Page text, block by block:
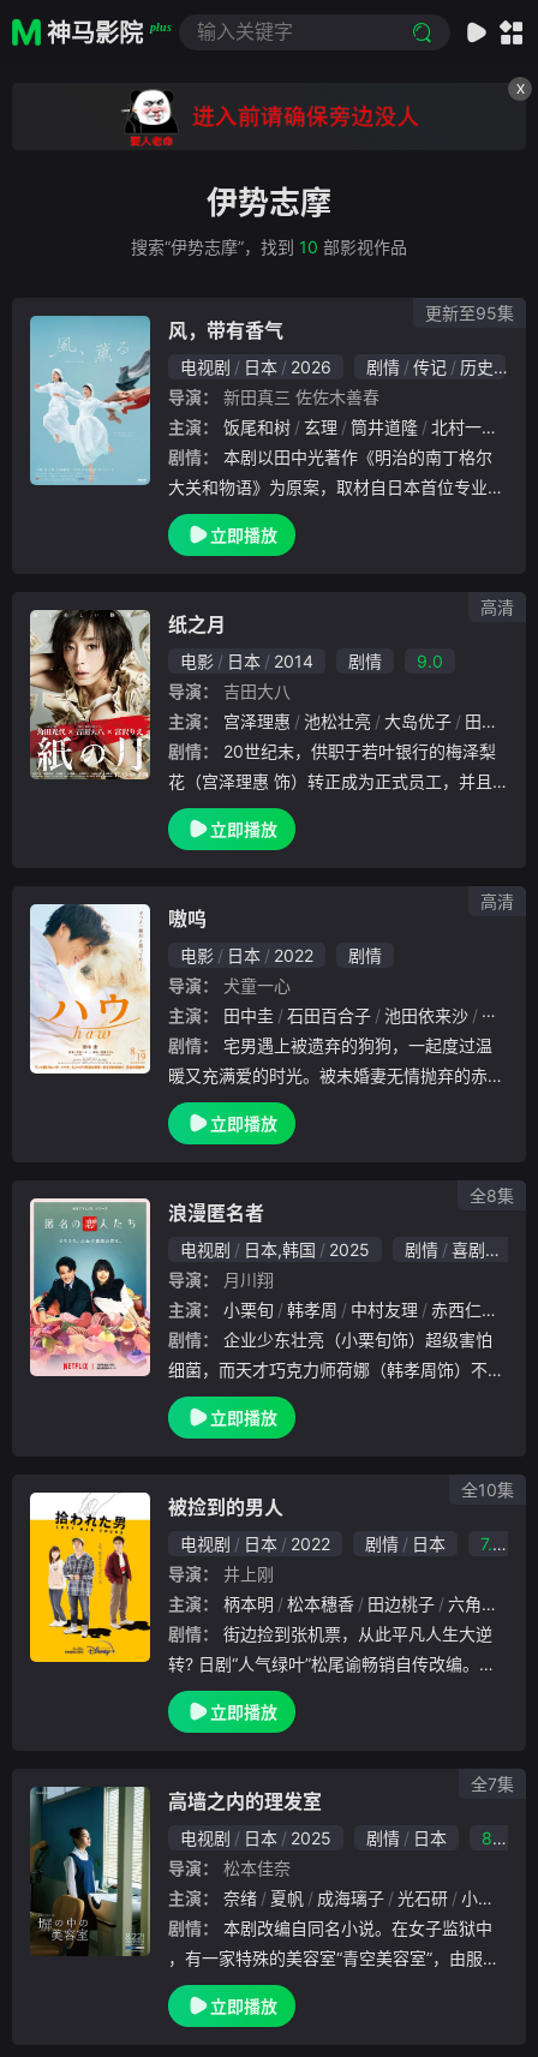
神马影院 plus
X
伊势志摩
搜索“伊势志摩”，找到 10 部影视作品
风，带有香气
电视剧 日本 2026 剧情 传记
历史
导演：
新田真三 佐佐木善春
主演：
饭尾和树 玄理 筒井道隆 北村一辉
剧情：
大关和物语》为原案，取材自日本首位专业女
护士大关和与铃木雅的真实经历，描绘了她们
推动护士注册制度、设立派出看护妇会协助防
立即播放
更新至95集
纸之月
电影 日本 2014 剧情
9.0
导演：
吉田大八
主演：
宫泽理惠 池松壮亮 大岛优子
田边诚一
剧情：
花（宫泽理惠 饰）转正成为正式员工，并且
刚刚从独居老人平林孝三（石桥莲司 饰）那
里拿下高额的业务，风韵犹存的她颇得领导井
立即播放
高清
嗷呜
电影 日本 2022
剧情
导演：
犬童一心
主演：
田中圭 石田百合子 池田依来沙
渡边真
剧情：
暖又充满爱的时光。被未婚妻无情抛弃的赤西
民夫（田中圭 饰）每天意志消沉，上司为了
让他重新振作，送了一只同样被主人抛弃的大
立即播放
高清
浪漫匿名者
电视剧 日本,韩国 2025 剧情 喜剧
导演：
月川翔
主演：
小栗旬 韩孝周 中村友理 赤西仁
剧情：
细菌，而天才巧克力师荷娜（韩孝周饰）不喜
欢别人注目，看似完全不适合恋爱的两人，却
因对巧克力的共同热爱而逐渐靠近。一段温柔
立即播放
全8集
被捡到的男人
电视剧 日本 2022 剧情 日本
7.0
导演：
井上刚
主演：
柄本明 松本穗香 田边桃子 六角精儿
剧情：
转? 日剧“人气绿叶”松尾谕畅销自传改编。长
相和演技平平的松户谕（仲野太贺 饰）梦想
成为一个演员，当身边所有人连自己哥哥（草
立即播放
全10集
高墙之内的理发室
电视剧 日本 2025 剧情 日本
8.0
导演：
松本佳奈
主演：
奈绪 夏帆 成海璃子 光石研
小林聪美
剧情：
，有一家特殊的美容室“青空美容室”，由服刑
者为一般顾客理发。小松原叶留（奈绪饰）是
唯一持证上岗的美容师，在刑务官菅生冬子（
立即播放
全7集